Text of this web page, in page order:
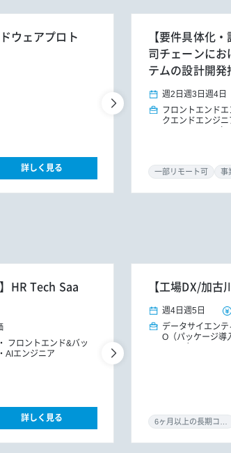
ウェアプロト
詳しく見る
【要件具体化
司チェーンに
テムの設計開発
週2日 週3日 週4日
フロントエンド
クエンドエンジ
一部リモート可 事
HR Tech Saa
フロントエンド&バッ
AIエンジニア
詳しく見る
【工場DX/加
週4日 週5日
データサイエンテ
O（パッケージ導